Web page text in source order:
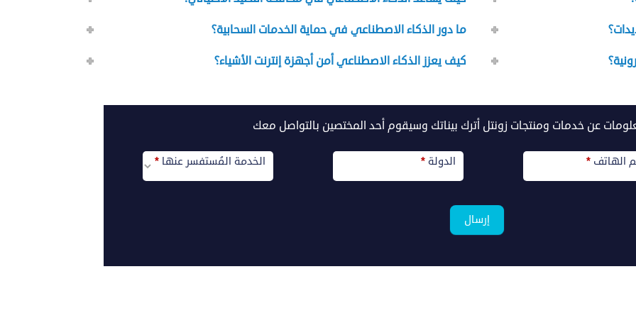
ما دور الذكاء الاصطناعي في حماية الخدمات السحابية؟
كيف يعزز الذكاء الاصطناعي أمن أجهزة إنترنت الأشياء؟
عن خدمات ومنتجات زونتل أترك بيناتك وسيقوم أحد المختصين بالتواصل معك
الهاتف* الدولة* الخدمة المُستفسر عنها*
إرسال